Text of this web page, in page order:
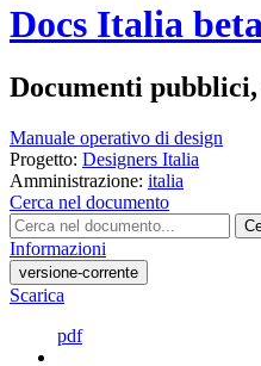
Docs Italia beta
Documenti
Manuale operativo di design
Progetto: Designers Italia
Amministrazione: italia
Cerca nel documento
Informazioni
versione-corrente
Scarica
pdf